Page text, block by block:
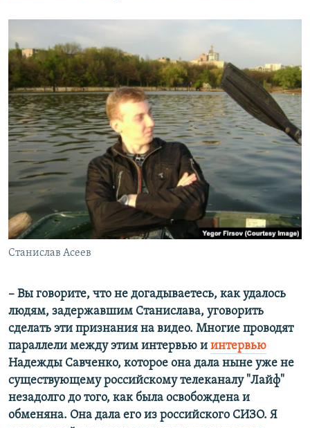
Станислав Асеев
– Вы говорите, что не догадываетесь, как удалось
людям, задержавшим Станислава, уговорить
сделать эти признания на видео. Многие проводят
параллели между этим интервью и интервью
Надежды Савченко, которое она дала ныне уже не
существующему российскому телеканалу "Лайф"
незадолго до того, как была освобождена и
обменяна. Она дала его из российского СИЗО. Я